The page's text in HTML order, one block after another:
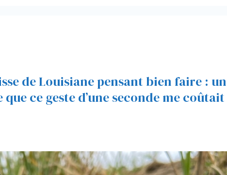
de Louisiane pensant bien faire : un
ce geste d’une seconde me coûtait